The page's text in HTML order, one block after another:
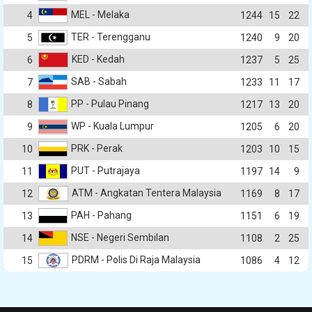
4
MEL - Melaka 1244 15
22
5
TER - Terengganu 1240 9
20
6
KED - Kedah 1237 5
25
7
SAB - Sabah 1233 11
17
8
PP - Pulau Pinang 1217 13
20
9
WP - Kuala Lumpur 1205 6
20
10
PRK - Perak 1203 10
15
11
PUT - Putrajaya 1197 14
9
12
ATM - Angkatan Tentera Malaysia 1169 8
17
13
PAH - Pahang 1151 6
19
14
NSE - Negeri Sembilan 1108 2
25
15
PDRM - Polis Di Raja Malaysia 1086 4 12